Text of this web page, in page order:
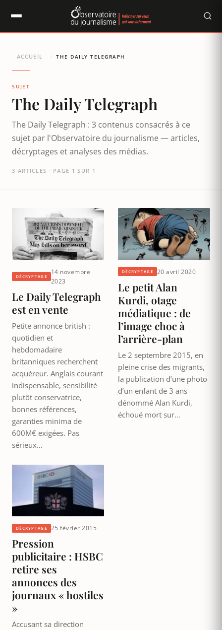
ACCUEIL / THE DAILY TELEGRAPH
SUJET
The Daily Telegraph
The Daily Telegraph : 3 contenus consacrés à ce
sujet par l'Observatoire du journalisme — articles,
décryptages et analyses des médias.
3 ARTICLES · PAGE 1 SUR 1
DÉCRYPTAGE
14 novembre
2023
Le Daily Telegraph
est en vente
Petite annonce british :
quotidien et
hebdomadaire
britanniques recherchent
acquéreur. Anglais courant
indispensable, sensibilité
plutôt conservatrice,
bonnes références,
garanties minima de
600M€ exigées. Pas
sérieux…
DÉCRYPTAGE 20 avril 2020
Le petit Alan
Kurdi, otage
médiatique : de
l’image choc à
l’arrière-plan
Le 2 septembre 2015, en
pleine crise des migrants,
la publication d’une photo
d’un enfant de 3 ans
dénommé Alan Kurdi,
échoué mort sur…
DÉCRYPTAGE 25 février 2015
Pression
publicitaire : HSBC
retire ses
annonces des
journaux « hostiles
»
Accusant sa direction
Panneau de gestion des cookies